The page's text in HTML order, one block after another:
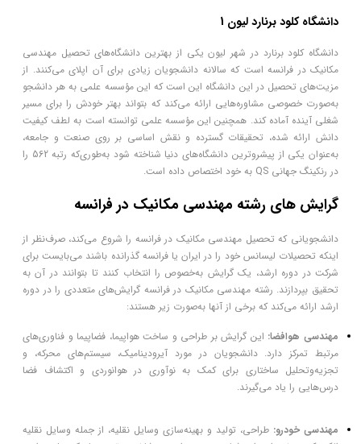
دانشگاه کلود برنارد لیون 1
دانشگاه کلود برنارد در شهر لیون یکی از بهترین دانشگاه‌های تحصیل مهندسی
مکانیک در فرانسه است که سالانه دانشجویان زیادی برای آن اپلای می‌کنند. از
مزیت‌های تحصیل در این دانشگاه این است که این مؤسسه علمی به هر دانشجو
به‌صورت خصوصی مشاوره‌هایی ارائه می‌کند که بتواند بهتر خودش را برای مسیر
شغلی آینده آماده کند. همچنین این مؤسسه علمی توانسته است به لطف کیفیت
دانش ارائه شده، تحقیقات گسترده و نقش اساسی بر روی صنعت و جامعه،
به‌عنوان یکی از پیشروترین دانشگاه‌های دنیا شناخته شود به‌طوری‌که رتبه 562 را
در رنکینگ جهانی QS به خود اختصاص داده است.
گرایش ‌های رشته مهندسی مکانیک در فرانسه
دانشجویانی که تحصیل مهندسی مکانیک در فرانسه را شروع می‌کند، صرف‌نظر از
اینکه تحصیلات لیسانس خود را در ایران یا فرانسه گذرانده باشند می‌بایست برای
شرکت در دوره ارشد، یک گرایش به‌خصوص را انتخاب کنند تا بتوانند در آن به
تحقیق بپردازند. رشته مهندسی مکانیک در فرانسه گرایش‌های متعددی را در دوره
ارشد ارائه می‌کند که برخی از آنها به‌صورت زیر هستند:
مهندسی هوافضا: این گرایش بر طراحی و ساخت هواپیما، فضاپیما و فناوری‌های
مرتبط تمرکز دارد. دانشجویان در مورد آیرودینامیک، سیستم‌های محرکه، و
تجزیه‌وتحلیل ساختاری برای کمک به نوآوری در هوانوردی و اکتشاف فضا
درس‌هایی را یاد می‌گیرند.
مهندسی خودرو: طراحی، تولید و بهینه‌سازی وسایل نقلیه، از جمله وسایل نقلیه